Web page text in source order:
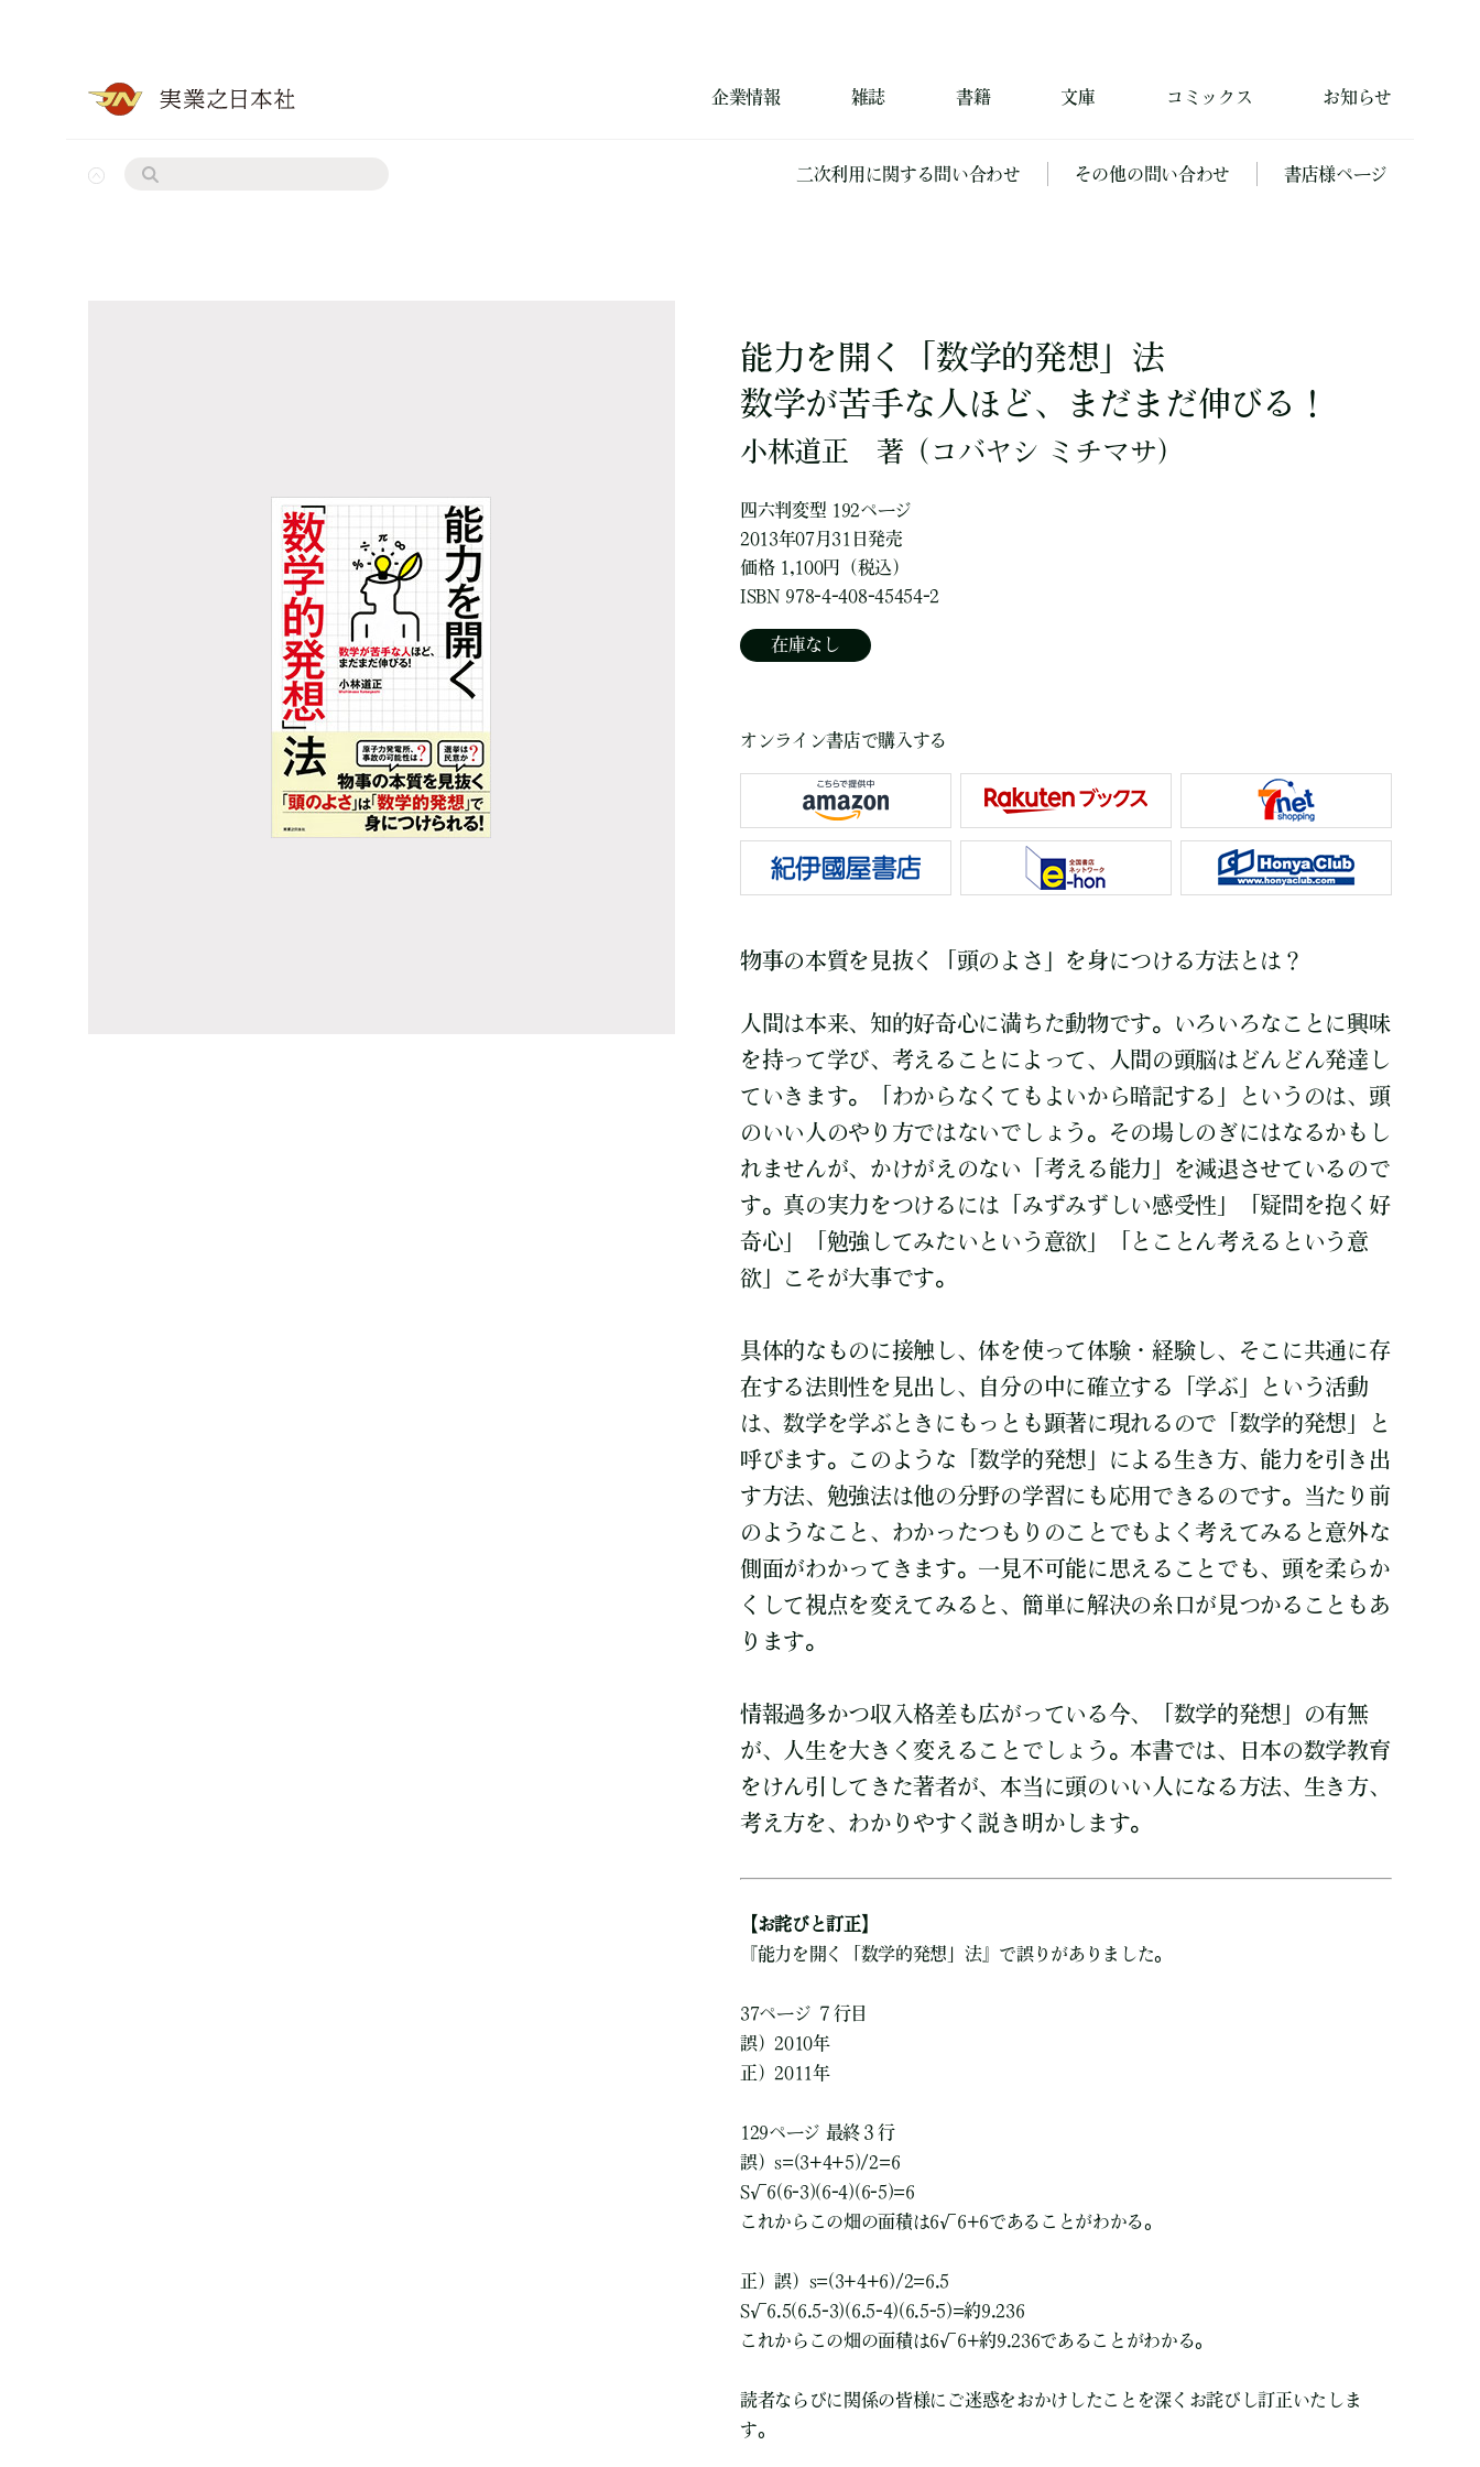
企業情報 雑誌 書籍 文庫 コミックス お知らせ
二次利用に関する問い合わせ その他の問い合わせ 書店様ページ
能力を開く「数学的発想」法
数学が苦手な人ほど、まだまだ伸びる！
小林道正 著 （コバヤシ ミチマサ）
四六判変型 192ページ
2013年07月31日発売
価格 1,100円（税込）
ISBN 978-4-408-45454-2
在庫なし
オンライン書店で購入する
物事の本質を見抜く「頭のよさ」を身につける方法とは？
人間は本来、知的好奇心に満ちた動物です。いろいろなことに興味
を持って学び、考えることによって、人間の頭脳はどんどん発達し
ていきます。「わからなくてもよいから暗記する」というのは、頭
のいい人のやり方ではないでしょう。その場しのぎにはなるかもし
れませんが、かけがえのない「考える能力」を減退させているので
す。真の実力をつけるには「みずみずしい感受性」「疑問を抱く好
奇心」「勉強してみたいという意欲」「とことん考えるという意
欲」こそが大事です。
具体的なものに接触し、体を使って体験・経験し、そこに共通に存
在する法則性を見出し、自分の中に確立する「学ぶ」という活動
は、数学を学ぶときにもっとも顕著に現れるので「数学的発想」と
呼びます。このような「数学的発想」による生き方、能力を引き出
す方法、勉強法は他の分野の学習にも応用できるのです。当たり前
のようなこと、わかったつもりのことでもよく考えてみると意外な
側面がわかってきます。一見不可能に思えることでも、頭を柔らか
くして視点を変えてみると、簡単に解決の糸口が見つかることもあ
ります。
情報過多かつ収入格差も広がっている今、「数学的発想」の有無
が、人生を大きく変えることでしょう。本書では、日本の数学教育
をけん引してきた著者が、本当に頭のいい人になる方法、生き方、
考え方を、わかりやすく説き明かします。
【お詫びと訂正】
『能力を開く「数学的発想」法』で誤りがありました。
37ページ ７行目
誤）2010年
正）2011年
129ページ 最終３行
誤）s=(3+4+5)/2=6
S√6(6-3)(6-4)(6-5)=6
これからこの畑の面積は6√6+6であることがわかる。
正）誤）s=(3+4+6)/2=6.5
S√6.5(6.5-3)(6.5-4)(6.5-5)=約9.236
これからこの畑の面積は6√6+約9.236であることがわかる。
読者ならびに関係の皆様にご迷惑をおかけしたことを深くお詫びし訂正いたしま
す。